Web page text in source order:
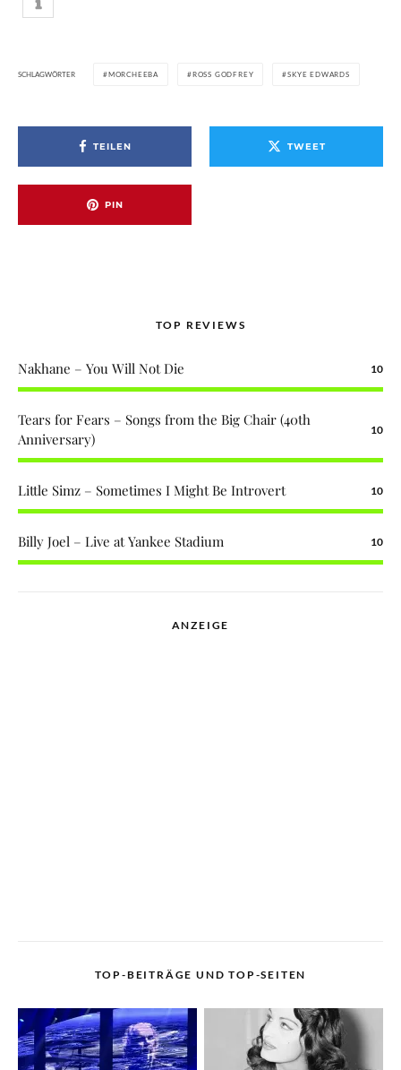
SCHLAGWÖRTER MORCHEEBA ROSS GODFREY SKYE EDWARDS
TEILEN TWEET
PIN
TOP REVIEWS
Nakhane – You Will Not Die 10
Tears for Fears – Songs from the Big Chair (40th
Anniversary)
10
Little Simz – Sometimes I Might Be Introvert 10
Billy Joel – Live at Yankee Stadium 10
ANZEIGE
TOP-BEITRÄGE UND TOP-SEITEN